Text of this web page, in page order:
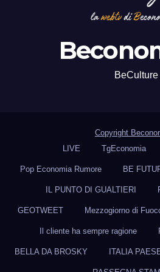
BeCulture
Copyright
LIVE
TgEconomia
Pop Economia Rumore BE
IL PUNTO DI GUALTIERI
GEOTWEET Mezzogiorno di
Il cliente ha sempre ragione
BELLA DA BROSKY ITALIA